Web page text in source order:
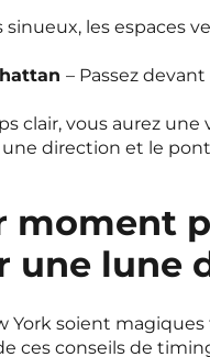
sinueux, les espaces
– Passez
clair, vous aurez
une direction et le
moment
une lune
soient magiques
ces conseils de